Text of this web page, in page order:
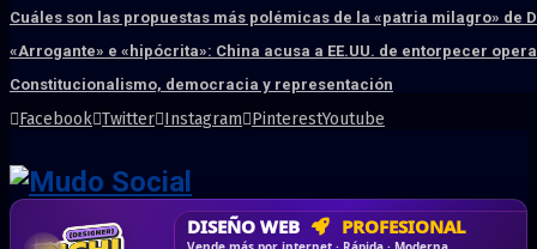
Cuáles son las propuestas más polémicas de la «patria milagro» de
«Arrogante» e «hipócrita»: China acusa a EE.UU. de entorpecer
Constitucionalismo, democracia y representación
Facebook Twitter Instagram PinterestYoutube
HOSTING SSD SÚPER RÁPIDO
DISEÑO WEB PROFESIONAL
CRM & DASHBOARD A MEDIDA
CORREO CORPORATIVO